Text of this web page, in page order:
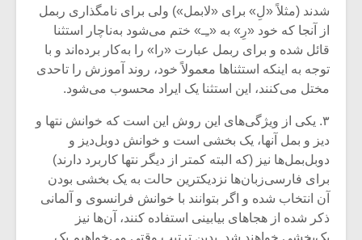
شدند (مثلاً «لِ» برای «لابمل») ولی برای نامگذاری ربمل
از آنجا که خود «رِ» به «ـِـ» ختم می‌شود به‌ناچار استثنا
قائل شده و برای ربمل عبارت «را» را به‌کار برده‌اند و با
توجه به اینکه استثناها معمولاً خود، روند آموزش را تاحدی
مختل می‌کنند، این استثنا یک ایراد محسوب می‌شود.
۳. یکی از ویژگی‌های این روش این است که خوانش نتها و
دیز و بمل آنها، یک بخشی است و خوانش دوبل‌دیز و
دوبل‌بمل‌ها نیز (که البته کمتر از دیگر نتها کاربرد دارند)
برای فارسی‌زبان‌ها نزدیکترین حالت به یک بخشی بودن
آن انتخاب شده و اگر بتوانند با خوانش فرانسوی و آلمانی
ذکر شده از هجا‌های بیابینی استفاده کنند، آن‌ها نیز